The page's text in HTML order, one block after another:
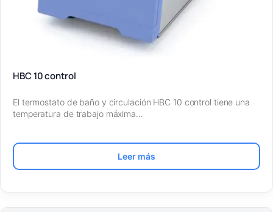
HBC 10 control
El termostato de baño y circulación HBC 10 control tiene una
temperatura de trabajo máxima…
Leer más